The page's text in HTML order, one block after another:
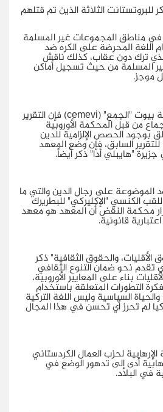
للبروتستانت الثلاثة الذين تم قتلهم
مناطق المجموعات غير المسلمة
اللغة المحرضة على الكره ضد
ترك دون عقاب، كذلك ناقش
غير المسلمة من حيث تسجيل أماكن
موجز.
بيوت "الجمع" (cemevi) فإن التقرير
من قبل المحكمة الأوروبية
بوجود الحصص الإلزامية للدين
السابق، فإن وضع المعهد
"هايبلي أدا" ذكر أيضاً.
الموضوعة على رجال الدين والتي ما
الكنسي "الإكليركي" للبطريرك
محكمة النقض أن المعهد هو معهد
قانونية.
والحقوق الثقافية" ذكر
تقدم نحو ضمان التنوع الثقافي
بناء على المعايير الأوروبية،
التطورات المتعلقة باستخدام
السياسية وليس اللغة التركية
لم تحرز أي تحسن في هذا المجال
لحزب العمال الكردستاني
أدى إلى تدهور الوضع في
في البلاد.